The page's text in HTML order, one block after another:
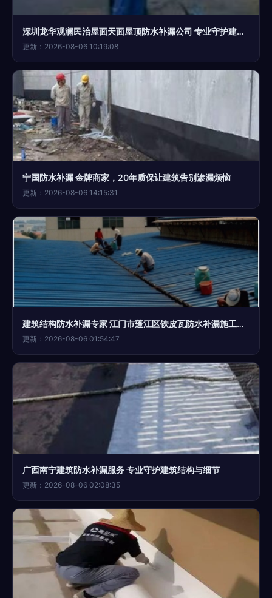
深圳龙华观澜民治屋面天面屋顶防水补漏公司 专业守护建筑结构防水安全
更新：2026-08-06 10:19:08
宁国防水补漏 金牌商家，20年质保让建筑告别渗漏烦恼
更新：2026-08-06 14:15:31
建筑结构防水补漏专家 江门市蓬江区铁皮瓦防水补漏施工公司技术解析
更新：2026-08-06 01:54:47
广西南宁建筑防水补漏服务 专业守护建筑结构与细节
更新：2026-08-06 02:08:35